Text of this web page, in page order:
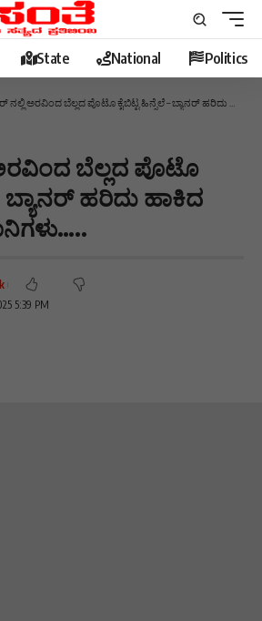
State National Politics
ಅರವಿಂದ ಬೆಲ್ಲದ ಪೊಟೊ ಕೈಬಿಟ್ಟ ಹಿನ್ನೆಲೆ – ಬ್ಯಾನರ್ ಹರಿದು ಹಾಕಿದ ಬೆಲ್ಲದ ಅಭಿಮಾನಿಗಳು…..
ಬೆಲ್ಲದ ಪೊಟೊ
ಬ್ಯಾನರ್ ಹರಿದು ಹಾಕಿದ
5:39 PM